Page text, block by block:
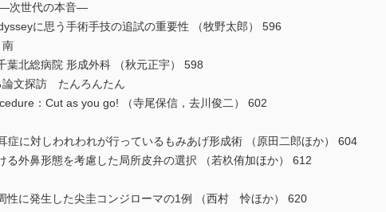
次世代の本音―
に思う手術手技の追試の重要性 （牧野太郎） 596
南
北総病院 形成外科 （秋元正宇） 598
論文探訪 たんろんたん
：Cut as you go! （寺尾保信，去川俊二） 602
に対しわれわれが行っているもみあげ形成術 （原田二郎ほか） 604
外鼻形態を考慮した局所皮弁の選択 （若杦侑加ほか） 612
性に発生した尖圭コンジローマの1例 （西村 怜ほか） 620